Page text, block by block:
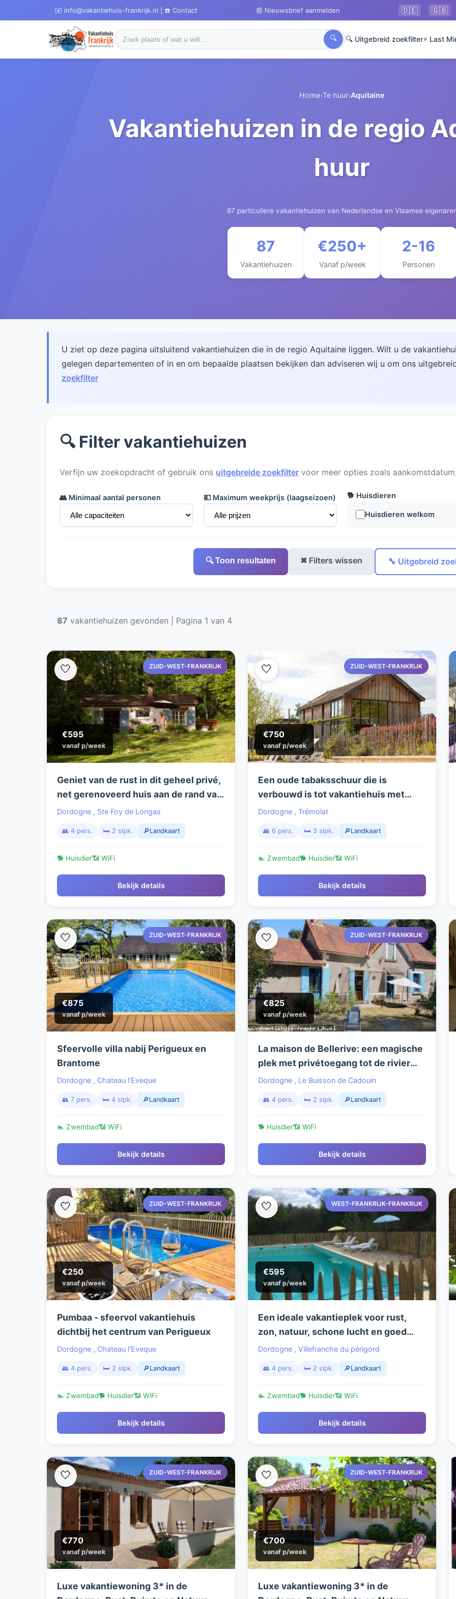
✉️ info@vakantiehuis-frankrijk.nl | ☎️ Contact 📰 Nieuwsbrief aanmelden 🇩🇪 🇬🇧
🔍 🔍 Uitgebreid zoekfilter⚡ Last
Home›Te huur›Aquitaine
Vakantiehuizen in de regio
huur
87 particuliere vakantiehuizen van Nederlandse en Vlaamse
87
Vakantiehuizen
€250+
Vanaf p/week
2-16
Personen
U ziet op deze pagina uitsluitend vakantiehuizen die in de regio Aquitaine liggen. Wilt u de
gelegen departementen of in en om bepaalde plaatsen bekijken dan adviseren wij u om ons
zoekfilter
🔍 Filter vakantiehuizen
Verfijn uw zoekopdracht of gebruik ons uitgebreide zoekfilter voor meer opties zoals
👥 Minimaal aantal personen 💶 Maximum weekprijs (laagseizoen) 🐕 Huisdieren
Huisdieren welkom
🔍 Toon resultaten ✖ Filters wissen 🔧 Uitgebreid
87 vakantiehuizen gevonden | Pagina 1 van 4
ZUID-WEST-FRANKRIJK
€595
vanaf p/week
🤍
Geniet van de rust in dit geheel privé,
net gerenoveerd huis aan de rand van
het bos
Dordogne , Ste Foy de Longas
👥 4 pers. 🛏️ 2 slpk. 🔎Landkaart
🐕 Huisdier📶 WiFi
Bekijk details
ZUID-WEST-FRANKRIJK
€750
vanaf p/week
🤍
Een oude tabaksschuur die is
verbouwd is tot vakantiehuis met
zwembad!
Dordogne , Trémolat
👥 6 pers. 🛏️ 3 slpk. 🔎Landkaart
🏊 Zwembad🐕 Huisdier📶 WiFi
Bekijk details
ZUID-WEST-FRANKRIJK
€875
vanaf p/week
🤍
Sfeervolle villa nabij Perigueux en
Brantome
Dordogne , Chateau l'Eveque
👥 7 pers. 🛏️ 4 slpk. 🔎Landkaart
🏊 Zwembad📶 WiFi
Bekijk details
ZUID-WEST-FRANKRIJK
€825
vanaf p/week
🤍
La maison de Bellerive: een magische
plek met privétoegang tot de rivier
Dordogne!
Dordogne , Le Buisson de Cadouin
👥 4 pers. 🛏️ 2 slpk. 🔎Landkaart
🐕 Huisdier📶 WiFi
Bekijk details
ZUID-WEST-FRANKRIJK
€250
vanaf p/week
🤍
Pumbaa - sfeervol vakantiehuis
dichtbij het centrum van Perigueux
Dordogne , Chateau l'Eveque
👥 4 pers. 🛏️ 2 slpk. 🔎Landkaart
🏊 Zwembad🐕 Huisdier📶 WiFi
Bekijk details
WEST-FRANKRIJK-FRANKRIJK
€595
vanaf p/week
🤍
Een ideale vakantieplek voor rust,
zon, natuur, schone lucht en goed
eten.
Dordogne , Villefranche du périgord
👥 4 pers. 🛏️ 2 slpk. 🔎Landkaart
🏊 Zwembad🐕 Huisdier📶 WiFi
Bekijk details
ZUID-WEST-FRANKRIJK
€770
vanaf p/week
🤍
Luxe vakantiewoning 3* in de
ZUID-WEST-FRANKRIJK
€700
vanaf p/week
🤍
Luxe vakantiewoning 3* in de